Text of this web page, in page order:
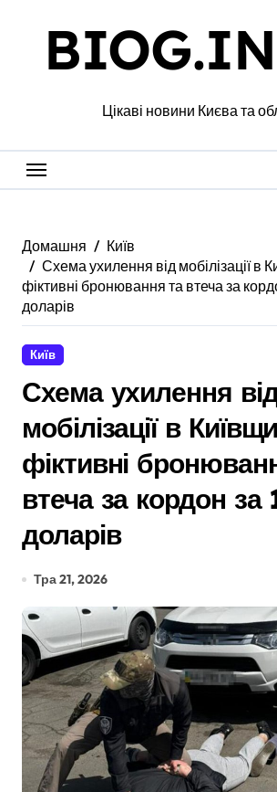
Цікаві новини Києва та
Домашня
Київ
Схема ухилення від мобілізації в
фіктивні бронювання та втеча за
доларів
Київ
Схема ухилення
мобілізації в
фіктивні
втеча за кордон за
доларів
Тра 21, 2026